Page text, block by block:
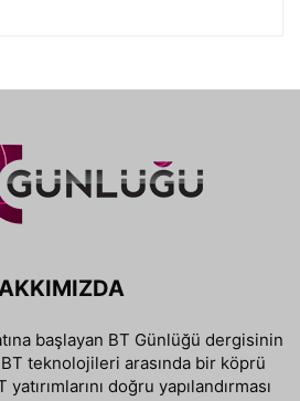
başlayan BT Günlüğü dergisinin
BT teknolojileri arasında bir köprü
doğru yapılandırması